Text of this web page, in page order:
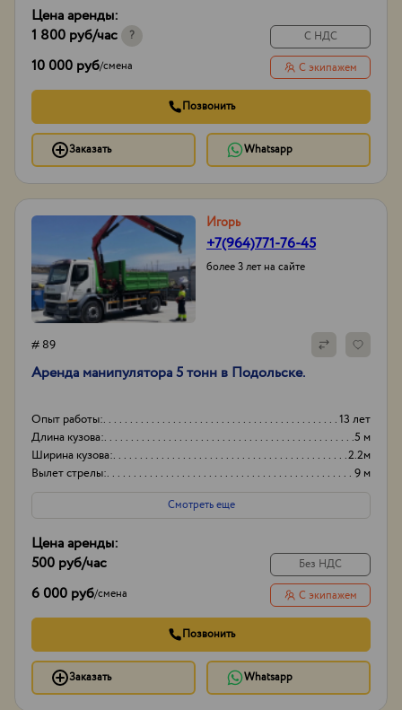
Цена аренды:
1 800 руб/час ?
10 000 руб/смена
С НДС
С экипажем
Позвонить
Заказать Whatsapp
Игорь
+7(964)771-76-45
более 3 лет на сайте
# 89
Аренда манипулятора 5 тонн в Подольске.
Опыт работы:
13 лет
Длина кузова:
5 м
Ширина кузова:
2.2м
Вылет стрелы:
9 м
Смотреть еще
Цена аренды:
500 руб/час
6 000 руб/смена
Без НДС
С экипажем
Позвонить
Заказать Whatsapp